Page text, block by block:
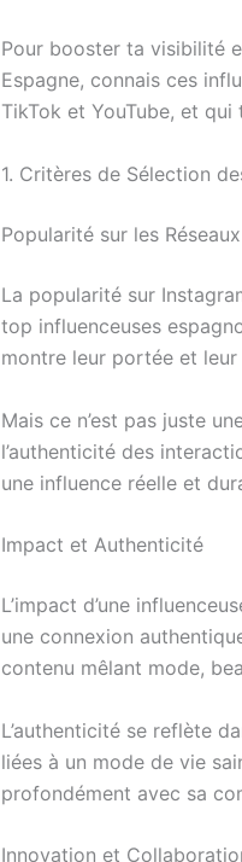
Pour booster ta visibilité
Espagne, connais ces
TikTok et YouTube, et
1. Critères de Sélection
Popularité sur les
La popularité sur
top influenceuses
montre leur portée et
Mais ce n’est pas juste
l’authenticité des
une influence réelle et
Impact et Authenticité
L’impact d’une
une connexion
contenu mêlant mode,
L’authenticité se reflète
liées à un mode de vie
profondément avec sa
Innovation et